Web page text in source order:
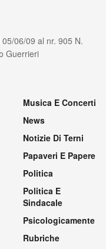
06/09 al nr. 905 N.
Guerrieri
Musica E Concerti
News
Notizie Di Terni
Papaveri E Papere
Politica
Politica E
Sindacale
Psicologicamente
Rubriche